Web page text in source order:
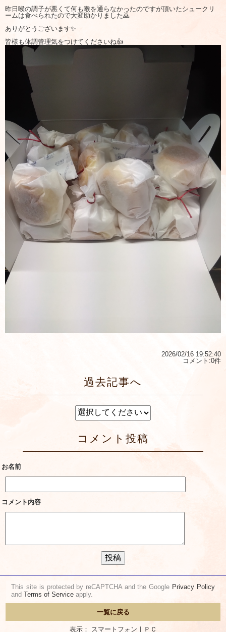
昨日喉の調子が悪くて何も喉を通らなかったのですが頂いたシュークリ
ームは食べられたので大変助かりました🙇
ありがとうございます✨
皆様も体調管理気をつけてくださいね👍
2026/02/16 19:52:40
コメント:0件
過去記事へ
コメント投稿
お名前
コメント内容
This site is protected by reCAPTCHA and the Google Privacy Policy
andTerms of Service apply.
一覧に戻る
表示： スマートフォン｜ ＰＣ